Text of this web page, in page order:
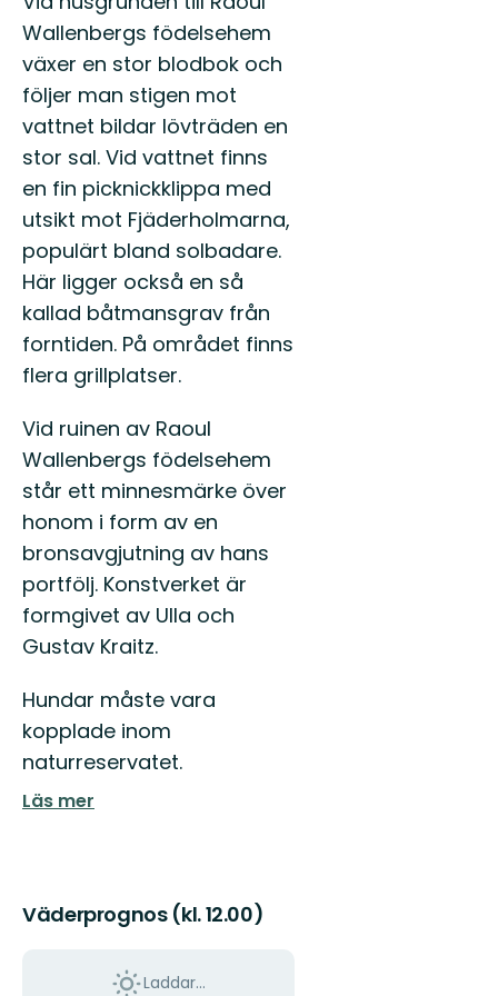
Wallenbergs födelsehem
växer en stor blodbok och
följer man stigen mot
vattnet bildar lövträden en
stor sal. Vid vattnet finns
en fin picknickklippa med
utsikt mot Fjäderholmarna,
populärt bland solbadare.
Här ligger också en så
kallad båtmansgrav från
forntiden. På området finns
flera grillplatser.
Vid ruinen av Raoul
Wallenbergs födelsehem
står ett minnesmärke över
honom i form av en
bronsavgjutning av hans
portfölj. Konstverket är
formgivet av Ulla och
Gustav Kraitz.
Hundar måste vara
kopplade inom
naturreservatet.
Läs mer
Väderprognos (kl. 12.00)
Laddar...